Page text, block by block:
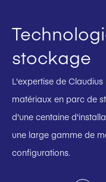
stockage
L'expertise de
matériaux en parc de
d'une centaine
une large gamme de
configurations.